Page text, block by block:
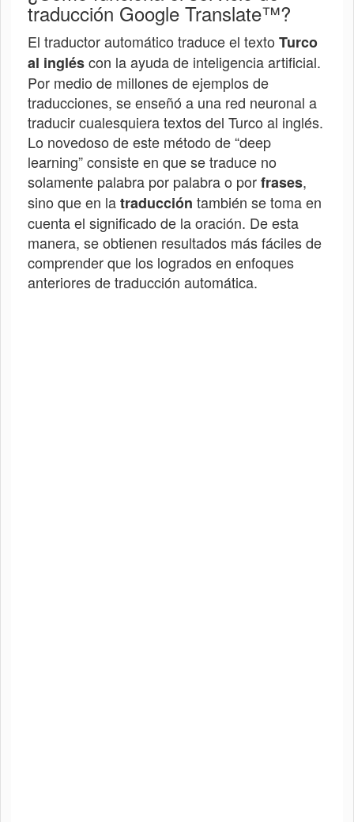
traducción Google Translate™?
El traductor automático traduce el texto Turco
al ingléscon la ayuda de inteligencia artificial.
Por medio de millones de ejemplos de
traducciones, se enseñó a una red neuronal a
traducir cualesquiera textos del Turco al inglés.
Lo novedoso de este método de “deep
learning” consiste en que se traduce no
solamente palabra por palabra o porfrases,
sino que en latraducción también se toma en
cuenta el significado de la oración. De esta
manera, se obtienen resultados más fáciles de
comprender que los logrados en enfoques
anteriores de traducción automática.